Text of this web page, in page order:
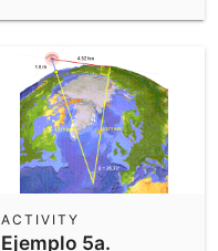
Ejemplo 5a.
ACTIVITY